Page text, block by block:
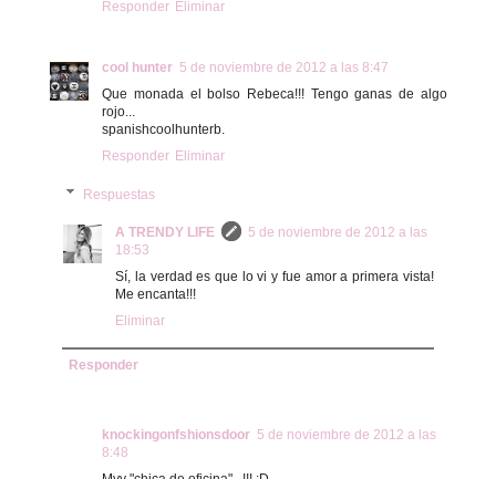
Responder Eliminar
cool hunter 5 de noviembre de 2012 a las 8:47
Que monada el bolso Rebeca!!! Tengo ganas de algo
rojo...
spanishcoolhunterb.
Responder Eliminar
Respuestas
A TRENDY LIFE
5 de noviembre de 2012 a las
18:53
Sí, la verdad es que lo vi y fue amor a primera vista!
Me encanta!!!
Eliminar
Responder
knockingonfshionsdoor 5 de noviembre de 2012 a las
8:48